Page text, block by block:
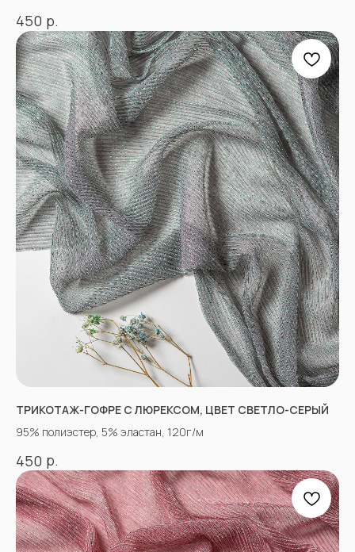
450 р.
ТРИКОТАЖ-ГОФРЕ С ЛЮРЕКСОМ, ЦВЕТ СВЕТЛО-СЕРЫЙ
95% полиэстер, 5% эластан, 120г/м
450 р.
КОНТАКТЫ
Г. Пятигорк, розничная точка на рынке
«Людмила», ул. Садовая 210, павильоны
34−37.
Оптово-розничные точки продаж:
г.Пятигорск, рынок "Привокзальный",
Георгиевское шоссе 1км, оптовый склад
№9302
График работы и схема проезда
+7(918)873-53-45Мария
+7(928)364-79-21Александра
ВКОНТАКТЕ
INSTAGRAM*
АДРЕСА МАГАЗИНОВ
КАК СВЯЗАТЬСЯ
СОЦСЕТИ